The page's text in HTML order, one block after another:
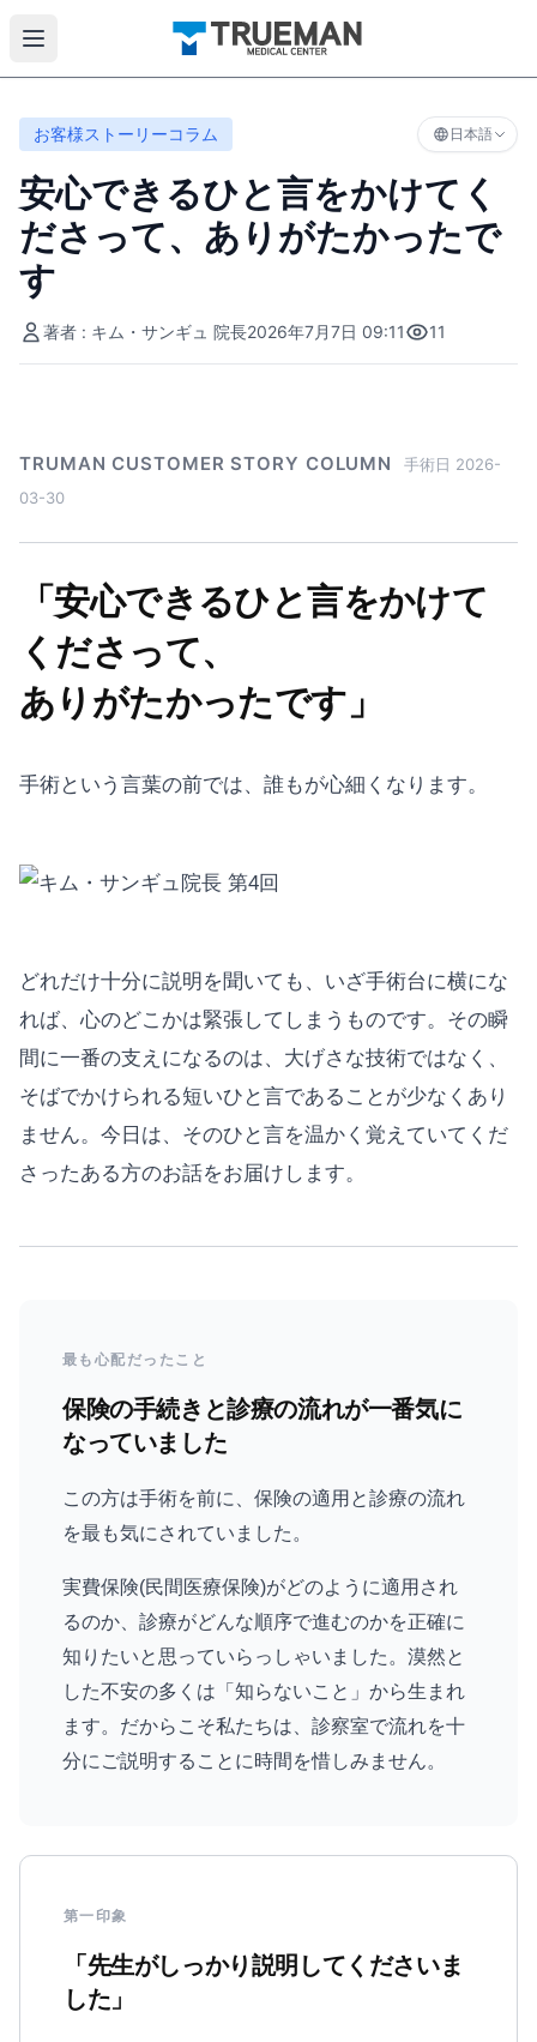
お客様ストーリーコラム 日本語
安心できるひと言をかけてく
ださって、ありがたかったで
す
著者 : キム・サンギュ 院長2026年7月7日 09:11 11
TRUMAN CUSTOMER STORY COLUMN 手術日 2026-
03-30
「安心できるひと言をかけて
くださって、
ありがたかったです」
手術という言葉の前では、誰もが心細くなります。
どれだけ十分に説明を聞いても、いざ手術台に横にな
れば、心のどこかは緊張してしまうものです。その瞬
間に一番の支えになるのは、大げさな技術ではなく、
そばでかけられる短いひと言であることが少なくあり
ません。今日は、そのひと言を温かく覚えていてくだ
さったある方のお話をお届けします。
最も心配だったこと
保険の手続きと診療の流れが一番気に
なっていました
この方は手術を前に、保険の適用と診療の流れ
を最も気にされていました。
実費保険(民間医療保険)がどのように適用され
るのか、診療がどんな順序で進むのかを正確に
知りたいと思っていらっしゃいました。漠然と
した不安の多くは「知らないこと」から生まれ
ます。だからこそ私たちは、診察室で流れを十
分にご説明することに時間を惜しみません。
第一印象
「先生がしっかり説明してくださいま
した」